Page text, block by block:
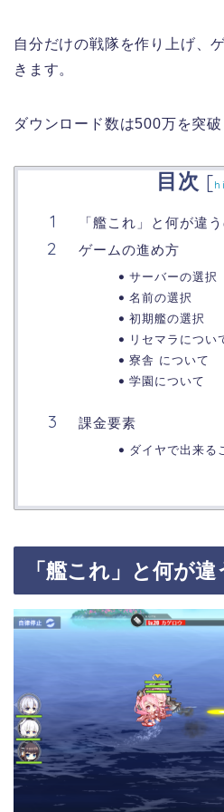
自分だけの戦隊を作り上げ、
きます。
ダウンロード数は500万を突破
目次 [
「艦これ」と何が違う
ゲームの進め方
サーバーの選択
名前の選択
初期艦の選択
リセマラについ
寮舎 について
学園について
課金要素
ダイヤで出来る
「艦これ」と何が違